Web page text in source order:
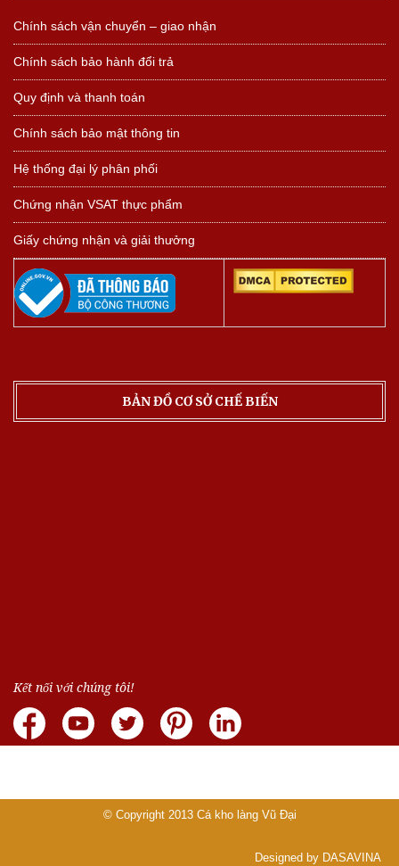
Chính sách vận chuyển – giao nhận
Chính sách bảo hành đổi trả
Quy định và thanh toán
Chính sách bảo mật thông tin
Hệ thống đại lý phân phối
Chứng nhận VSAT thực phẩm
Giấy chứng nhận và giải thưởng
BẢN ĐỒ CƠ SỞ CHẾ BIẾN
Kết nối với chúng tôi!
© Copyright 2013 Cá kho làng Vũ Đại
Designed by DASAVINA